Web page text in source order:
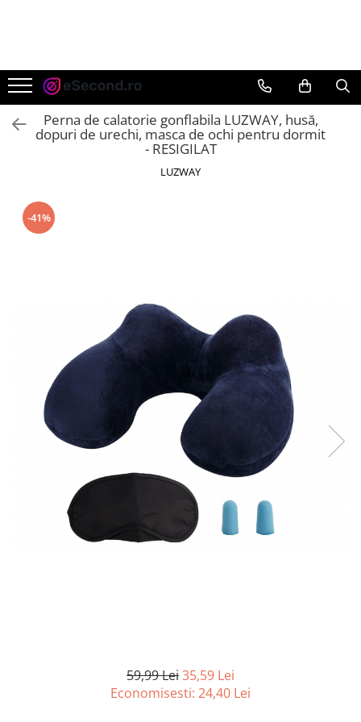
Auto Moto
Accesorii Auto
Anvelope & Jante
Echipamente pentru Atelier
Intretinere & Cosmetica auto
Moto
Casa, Gradina & Bricolaj
Bucatarie & Servire
Curatenie si intretinere
Decoratiuni
Gradinarit
Hobby-uri creative
Iluminat & Electrice
Kit-uri automatizari porti si usi
Mobila dormitor
Silicon, spume si solutii tehnice
Perna de calatorie gonflabila LUZWAY, husă,
dopuri de urechi, masca de ochi pentru dormit
- RESIGILAT
LUZWAY
-41%
59,99 Lei35,59 Lei
Economisesti: 24,40 Lei